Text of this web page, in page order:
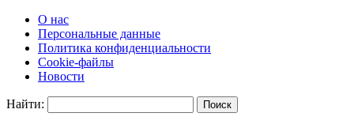
О нас
Персональные данные
Политика конфиденциальности
Cookie-файлы
Новости
Найти: